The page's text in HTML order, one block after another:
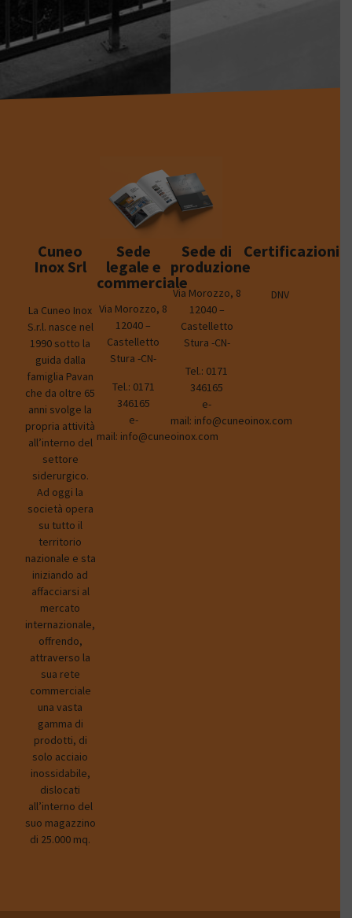
Cuneo
Inox Srl
La Cuneo Inox
S.r.l. nasce nel
1990 sotto la
guida dalla
famiglia Pavan
che da oltre 65
anni svolge la
propria attività
all’interno del
settore
siderurgico.
Ad oggi la
società opera
su tutto il
territorio
nazionale e sta
iniziando ad
affacciarsi al
mercato
internazionale,
offrendo,
attraverso la
sua rete
commerciale
una vasta
gamma di
prodotti, di
solo acciaio
inossidabile,
dislocati
all’interno del
suo magazzino
di 25.000 mq.
Sede
legale e
commerciale
Via Morozzo, 8
12040 –
Castelletto
Stura -CN-
Tel.: 0171
346165
e-
mail: info@cuneoinox.com
Sede di
produzione
Via Morozzo, 8
12040 –
Castelletto
Stura -CN-
Tel.: 0171
346165
e-
mail: info@cuneoinox.com
Certificazioni
DNV